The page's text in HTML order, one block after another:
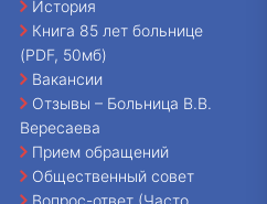
История
Книга 85 лет больнице
(PDF, 50мб)
Вакансии
Отзывы – Больница В.В.
Вересаева
Прием обращений
Общественный совет